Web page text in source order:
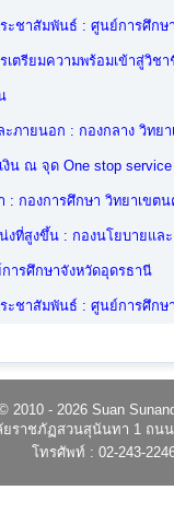
ะชาสัมพันธ์ : ศูนย์การศึกษ
ตรียมความพร้อมเข้าสู่วิช
ภายนอก : กองกลาง วิทย
น ณ จุด One stop
: กองการศึกษา วิทยาเขต
งที่สูงขึ้น : กองนโยบายแล
ารศึกษาจังหวัดอุดรธานี
ะชาสัมพันธ์ : ศูนย์การศึกษ
2010 - 2026 Suan
ราชภัฏสวนสุนันทา 1 ถนน
โทรศัพท์ : 02-243-